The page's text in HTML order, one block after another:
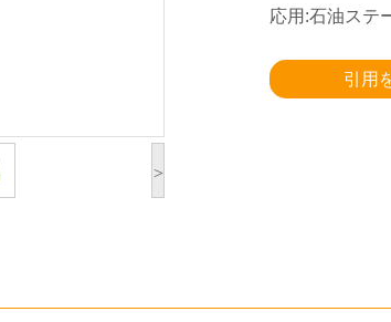
応用:石油ステ
引用
>